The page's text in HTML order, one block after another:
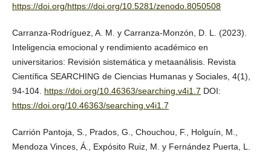
https://doi.org/https://doi.org/10.5281/zenodo.8050508
Carranza-Rodríguez, A. M. y Carranza-Monzón, D. L. (2023).
Inteligencia emocional y rendimiento académico en
universitarios: Revisión sistemática y metaanálisis. Revista
Científica SEARCHING de Ciencias Humanas y Sociales, 4(1),
94-104. https://doi.org/10.46363/searching.v4i1.7 DOI:
https://doi.org/10.46363/searching.v4i1.7
Carrión Pantoja, S., Prados, G., Chouchou, F., Holguín, M.,
Mendoza Vinces, Á., Expósito Ruiz, M. y Fernández Puerta, L.